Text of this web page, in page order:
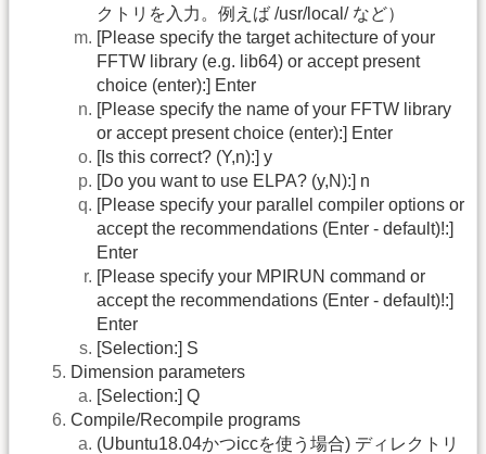
クトリを入力。例えば /usr/local/ など）
[Please specify the target achitecture of your
FFTW library (e.g. lib64) or accept present
choice (enter):] Enter
[Please specify the name of your FFTW library
or accept present choice (enter):] Enter
[Is this correct? (Y,n):] y
[Do you want to use ELPA? (y,N):] n
[Please specify your parallel compiler options or
accept the recommendations (Enter - default)!:]
Enter
[Please specify your MPIRUN command or
accept the recommendations (Enter - default)!:]
Enter
[Selection:] S
Dimension parameters
[Selection:] Q
Compile/Recompile programs
(Ubuntu18.04かつiccを使う場合) ディレクトリ